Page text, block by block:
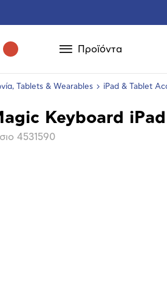
Προϊόντα
Tablets & Wearables iPad & Tablet
Keyboard
4531590